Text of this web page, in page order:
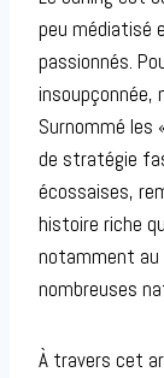
peu médiatisé
passionnés.
Surnommé les
de stratégie
écossaises,
histoire riche
notamment au
nombreuses
À travers cet